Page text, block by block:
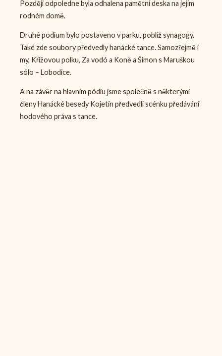
Později odpoledne byla odhalena pamětní deska na jejím
rodném domě.
Druhé podium bylo postaveno v parku, poblíž synagogy.
Také zde soubory předvedly hanácké tance. Samozřejmě i
my, Křížovou polku, Za vodó a Koně a Šimon s Maruškou
sólo – Lobodice.
A na závěr na hlavním pódiu jsme společně s některými
členy Hanácké besedy Kojetín předvedli scénku předávání
hodového práva s tance.